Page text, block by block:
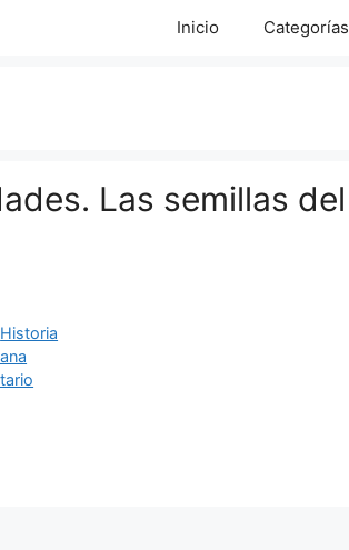
Inicio Categorías
Las semillas del
Historia